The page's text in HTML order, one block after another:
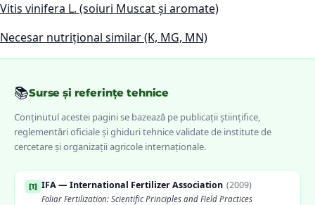
Vitis vinifera L. (soiuri Muscat și aromate)
Necesar nutrițional similar (K, MG, MN)
📚Surse și referințe tehnice
Conținutul acestei pagini se bazează pe publicații științifice,
reglementări oficiale și ghiduri tehnice validate de institute de
cercetare și organizații agricole internaționale.
[1] IFA — International Fertilizer Association (2009)
Foliar Fertilization: Scientific Principles and Field Practices